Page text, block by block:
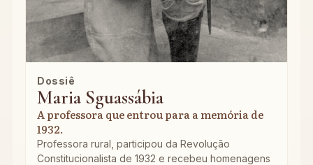
Dossiê
Maria Sguassábia
A professora que entrou para a memória de
1932.
Professora rural, participou da Revolução
Constitucionalista de 1932 e recebeu homenagens